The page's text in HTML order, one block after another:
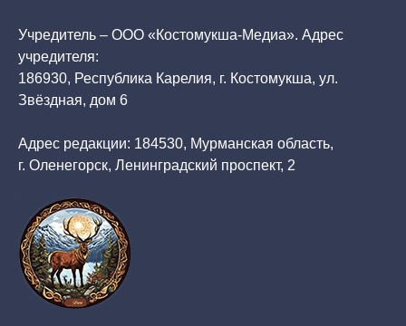
Учредитель – ООО «Костомукша-Медиа». Адрес
учредителя:
186930, Республика Карелия, г. Костомукша, ул.
Звёздная, дом 6
Адрес редакции: 184530, Мурманская область,
г. Оленегорск, Ленинградский проспект, 2